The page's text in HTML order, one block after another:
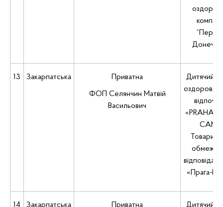
13 Закарпатська Приватна
ФОП Селянчин Матвій
Васильович
Дитячий
«PRAHA
«Прага-
14 Закарпатська Приватна
Дитячий